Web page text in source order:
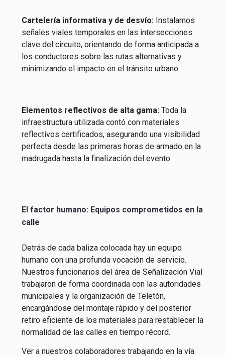
Cartelería informativa y de desvío:Instalamos
señales viales temporales en las intersecciones
clave del circuito, orientando de forma anticipada a
los conductores sobre las rutas alternativas y
minimizando el impacto en el tránsito urbano.
Elementos reflectivos de alta gama:Toda la
infraestructura utilizada contó con materiales
reflectivos certificados, asegurando una visibilidad
perfecta desde las primeras horas de armado en la
madrugada hasta la finalización del evento.
El factor humano: Equipos comprometidos en la
calle
Detrás de cada baliza colocada hay un equipo
humano con una profunda vocación de servicio.
Nuestros funcionarios del área de Señalización Vial
trabajaron de forma coordinada con las autoridades
municipales y la organización de Teletón,
encargándose del montaje rápido y del posterior
retiro eficiente de los materiales para restablecer la
normalidad de las calles en tiempo récord.
Ver a nuestros colaboradores trabajando en la vía